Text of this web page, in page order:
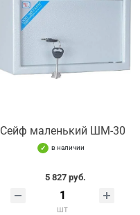
Сейф маленький ШМ-30
в наличии
5 827 руб.
шт